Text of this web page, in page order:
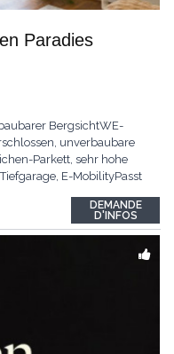
Paradies
BergsichtWE-
unverbaubare
Parkett, sehr hohe
E-MobilityPasst
und kompromisslos
...
DEMANDE
D'INFOS